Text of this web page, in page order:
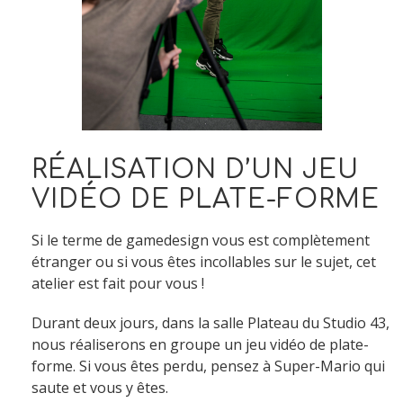
RÉALISATION D’UN JEU
VIDÉO DE PLATE-FORME
Si le terme de gamedesign vous est complètement
étranger ou si vous êtes incollables sur le sujet, cet
atelier est fait pour vous !
Durant deux jours, dans la salle Plateau du Studio 43,
nous réaliserons en groupe un jeu vidéo de plate-
forme. Si vous êtes perdu, pensez à Super-Mario qui
saute et vous y êtes.